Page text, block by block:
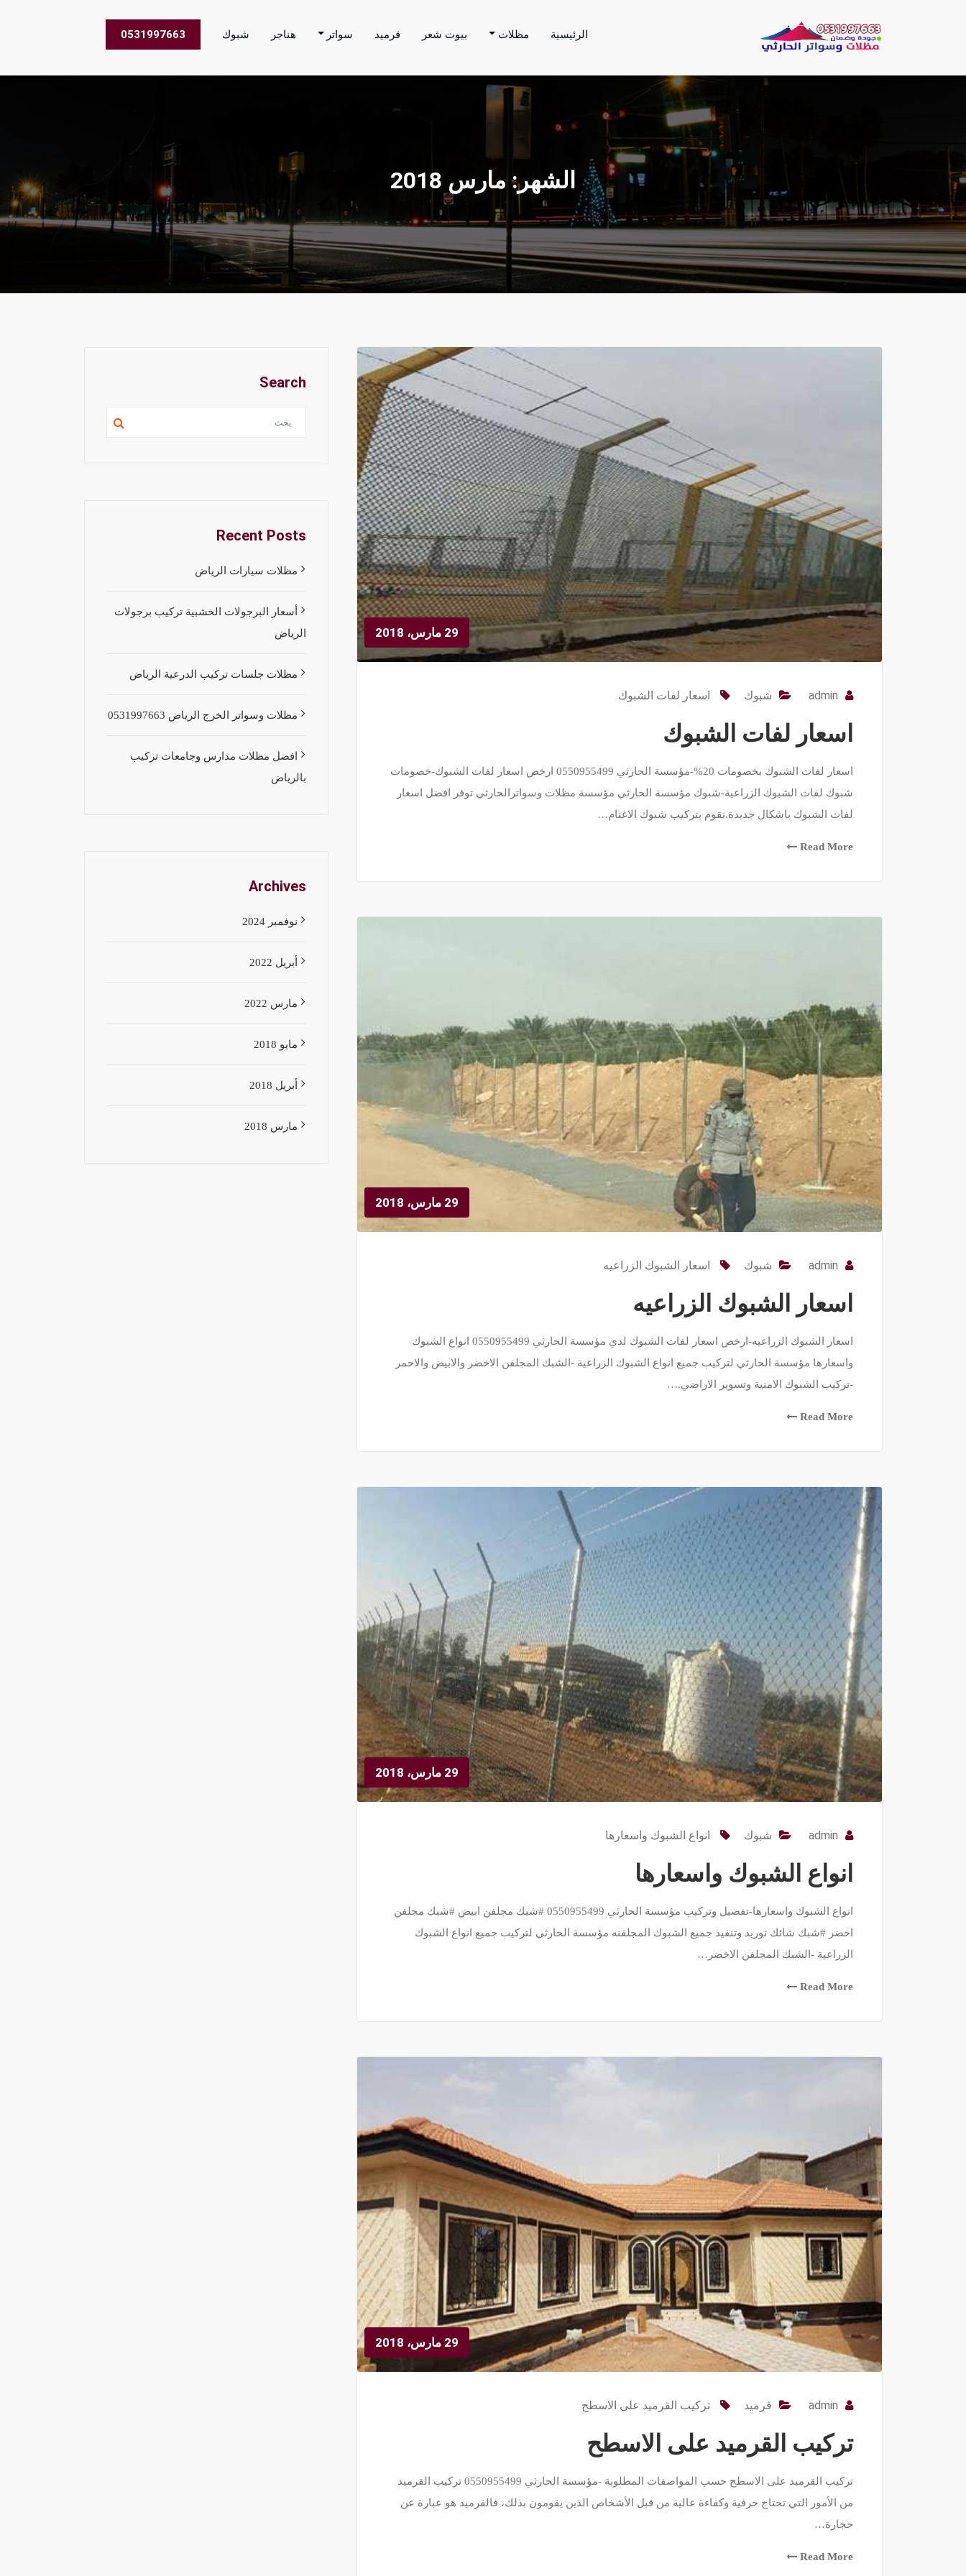
مظلات الحارثي نقوم بتنفيذ اعمال المظلات والسواتر والهناجر وغيرها من الاعمال في جميع مناطق المملكة العربية السعودية
الرئيسية مظلات بيوت شعر قرميد سواتر هناجر شبوك 0531997663
الشهر:مارس 2018
29 مارس، 2018
admin شبوك اسعار لفات الشبوك
اسعار لفات الشبوك
اسعار لفات الشبوك بخصومات 20%-مؤسسة الحارثي 0550955499 ارخص اسعار لفات الشبوك-خصومات
شبوك لفات الشبوك الزراعية-شبوك مؤسسة الحارثي مؤسسة مظلات وسواترالحارثي توفر افضل اسعار
لفات الشبوك باشكال جديدة.نقوم بتركيب شبوك الاغنام…
Read More
29 مارس، 2018
admin شبوك اسعار الشبوك الزراعيه
اسعار الشبوك الزراعيه
اسعار الشبوك الزراعيه-ارخص اسعار لفات الشبوك لدي مؤسسة الحارثي 0550955499 انواع الشبوك
واسعارها مؤسسة الحارثي لتركيب جميع انواع الشبوك الزراعية -الشبك المجلفن الاخضر والابيض والاحمر
-تركيب الشبوك الامنية وتسوير الاراضي.…
Read More
29 مارس، 2018
admin شبوك انواع الشبوك واسعارها
انواع الشبوك واسعارها
انواع الشبوك واسعارها-تفصيل وتركيب مؤسسة الحارثي 0550955499 #شبك مجلفن ابيض #شبك مجلفن
اخضر #شبك شائك توريد وتنفيذ جميع الشبوك المجلفنه مؤسسة الحارثي لتركيب جميع انواع الشبوك
الزراعية -الشبك المجلفن الاخضر…
Read More
29 مارس، 2018
admin قرميد تركيب القرميد على الاسطح
تركيب القرميد على الاسطح
تركيب القرميد على الاسطح حسب المواصفات المطلوبة -مؤسسة الحارثي 0550955499 تركيب القرميد
من الأمور التي تحتاج حرفية وكفاءة عالية من قبل الأشخاص الذين يقومون بذلك، فالقرميد هو عبارة عن
حجارة…
Read More
Search
Recent Posts
مظلات سيارات الرياض
أسعار البرجولات الخشبية تركيب برجولات
الرياض
مظلات جلسات تركيب الدرعية الرياض
مظلات وسواتر الخرج الرياض 0531997663
افضل مظلات مدارس وجامعات تركيب
بالرياض
Archives
نوفمبر 2024
أبريل 2022
مارس 2022
مايو 2018
أبريل 2018
مارس 2018